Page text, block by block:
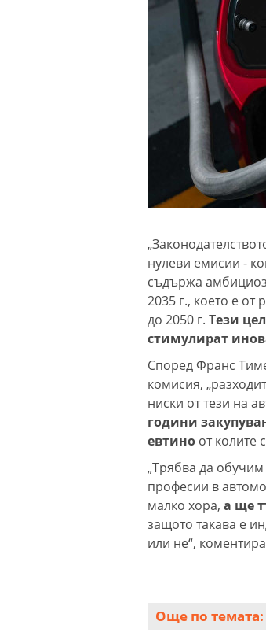
нулеви емисии -
съдържа
2035 г., което е
до 2050 г. Тези
стимулират
Според Франс
комисия,
ниски от тези на
години
евтино от колите
„Трябва да
професии в
малко хора, а ще
защото такава е
или не“,
Още по темата: